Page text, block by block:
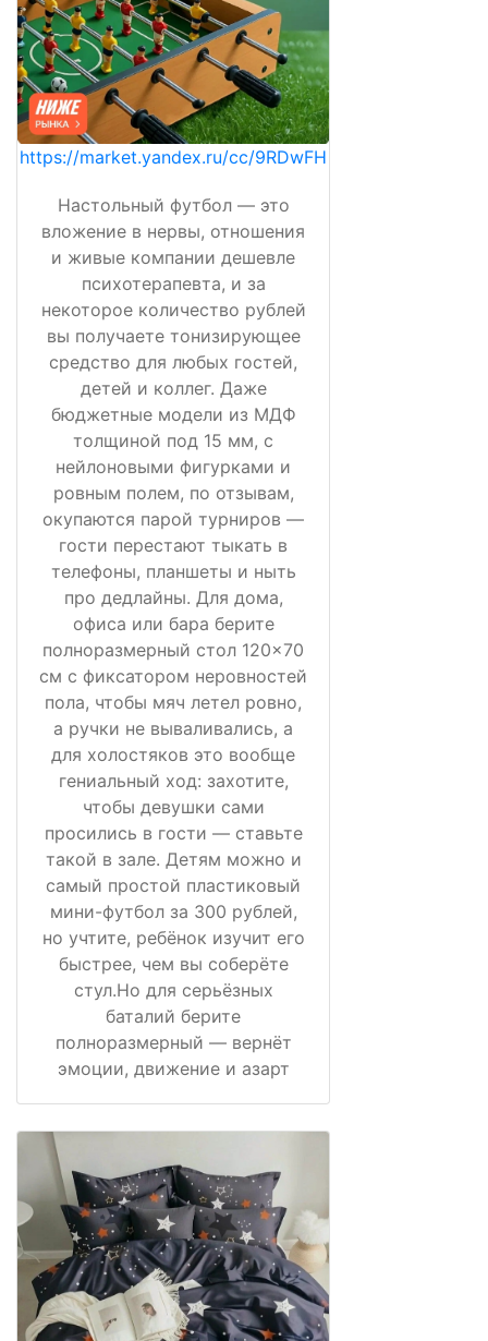
https://market.yandex.ru/cc/9RDwFH
Настольный футбол — это
вложение в нервы, отношения
и живые компании дешевле
психотерапевта, и за
некоторое количество рублей
вы получаете тонизирующее
средство для любых гостей,
детей и коллег. Даже
бюджетные модели из МДФ
толщиной под 15 мм, с
нейлоновыми фигурками и
ровным полем, по отзывам,
окупаются парой турниров —
гости перестают тыкать в
телефоны, планшеты и ныть
про дедлайны. Для дома,
офиса или бара берите
полноразмерный стол 120×70
см с фиксатором неровностей
пола, чтобы мяч летел ровно,
а ручки не вываливались, а
для холостяков это вообще
гениальный ход: захотите,
чтобы девушки сами
просились в гости — ставьте
такой в зале. Детям можно и
самый простой пластиковый
мини-футбол за 300 рублей,
но учтите, ребёнок изучит его
быстрее, чем вы соберёте
стул.Но для серьёзных
баталий берите
полноразмерный — вернёт
эмоции, движение и азарт